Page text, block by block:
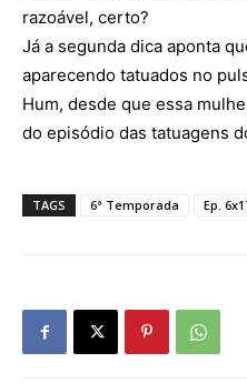
razoável, certo?
Já a segunda dica aponta
aparecendo tatuados no
Hum, desde que essa
do episódio das tatuagens
TAGS 6ª Temporada Ep.